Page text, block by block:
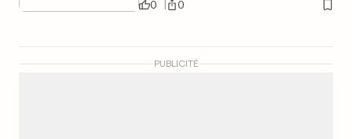
0 0
PUBLICITÉ